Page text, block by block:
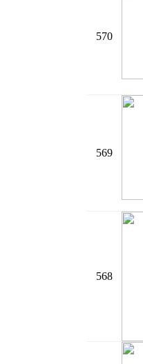
570
569
568